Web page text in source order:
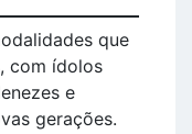
que
com ídolos
e
gerações.